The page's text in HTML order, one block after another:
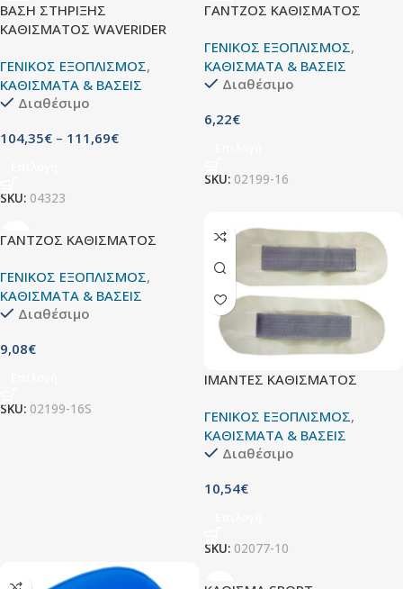
ΒΑΣΗ ΣΤΗΡΙΞΗΣ
ΚΑΘΙΣΜΑΤΟΣ WAVERIDER
ΓΕΝΙΚΟΣ ΕΞΟΠΛΙΣΜΟΣ,
ΚΑΘΙΣΜΑΤΑ & ΒΑΣΕΙΣ
Διαθέσιμο
104,35€ – 111,69€
SKU: 04323
ΓΑΝΤΖΟΣ ΚΑΘΙΣΜΑΤΟΣ
ΓΕΝΙΚΟΣ ΕΞΟΠΛΙΣΜΟΣ,
ΚΑΘΙΣΜΑΤΑ & ΒΑΣΕΙΣ
Διαθέσιμο
6,22€
SKU: 02199-16
ΓΑΝΤΖΟΣ ΚΑΘΙΣΜΑΤΟΣ
ΓΕΝΙΚΟΣ ΕΞΟΠΛΙΣΜΟΣ,
ΚΑΘΙΣΜΑΤΑ & ΒΑΣΕΙΣ
Διαθέσιμο
9,08€
SKU: 02199-16S
ΙΜΑΝΤΕΣ ΚΑΘΙΣΜΑΤΟΣ
ΓΕΝΙΚΟΣ ΕΞΟΠΛΙΣΜΟΣ,
ΚΑΘΙΣΜΑΤΑ & ΒΑΣΕΙΣ
Διαθέσιμο
10,54€
SKU: 02077-10